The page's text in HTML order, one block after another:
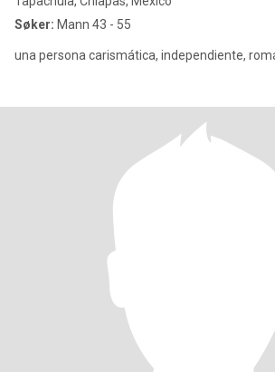
Søker: Mann 43 - 55
una persona carismática, independiente,